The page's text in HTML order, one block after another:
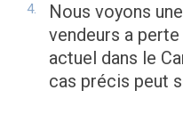
Nous voyons
vendeurs a
actuel dans le
cas précis peut